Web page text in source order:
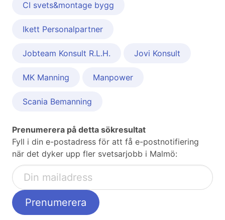
CI svets&montage bygg
Ikett Personalpartner
Jobteam Konsult R.L.H. Jovi Konsult
MK Manning Manpower
Scania Bemanning
Prenumerera på detta sökresultat
Fyll i din e-postadress för att få e-postnotifiering
när det dyker upp fler svetsarjobb i Malmö: